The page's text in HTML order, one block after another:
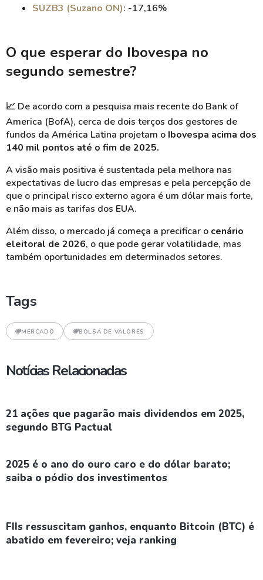
SUZB3 (Suzano ON): -17,16%
O que esperar do Ibovespa no
segundo semestre?
📈 De acordo com a pesquisa mais recente do Bank of
America (BofA), cerca de dois terços dos gestores de
fundos da América Latina projetam o Ibovespa acima dos
140 mil pontos até o fim de 2025.
A visão mais positiva é sustentada pela melhora nas
expectativas de lucro das empresas e pela percepção de
que o principal risco externo agora é um dólar mais forte,
e não mais as tarifas dos EUA.
Além disso, o mercado já começa a precificar o cenário
eleitoral de 2026, o que pode gerar volatilidade, mas
também oportunidades em determinados setores.
Tags
MERCADO BOLSA DE VALORES
Notícias Relacionadas
21 ações que pagarão mais dividendos em 2025,
segundo BTG Pactual
2025 é o ano do ouro caro e do dólar barato;
saiba o pódio dos investimentos
FIIs ressuscitam ganhos, enquanto Bitcoin (BTC) é
abatido em fevereiro; veja ranking